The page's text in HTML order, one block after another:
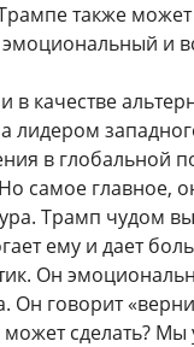
также
и
в качестве
лидером
в глобальной
самое главное,
Трамп чудом
ему и дает
Он
Он говорит
может сделать?